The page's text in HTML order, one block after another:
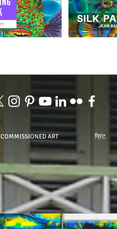
COMMISSIONED ART प्रिंट